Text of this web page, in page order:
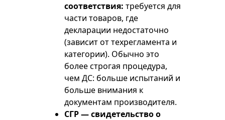
соответствия: требуется для
части товаров, где
декларации недостаточно
(зависит от техрегламента и
категории). Обычно это
более строгая процедура,
чем ДС: больше испытаний и
больше внимания к
документам производителя.
СГР — свидетельство о